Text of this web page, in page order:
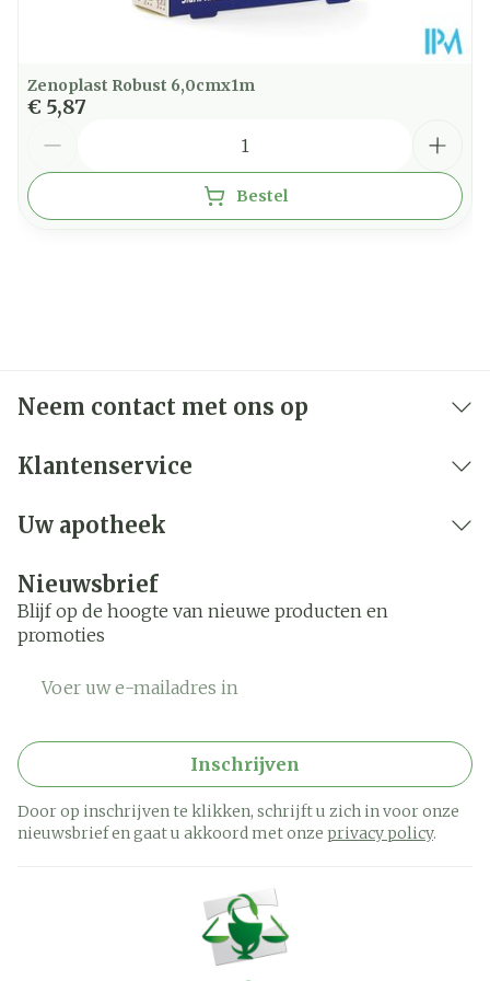
Zenoplast Robust 6,0cmx1m
€ 5,87
Bestel
Neem contact met ons op
Klantenservice
Uw apotheek
Nieuwsbrief
Blijf op de hoogte van nieuwe producten en
promoties
Inschrijven
Door op inschrijven te klikken, schrijft u zich in voor onze
nieuwsbrief en gaat u akkoord met onze privacy policy.